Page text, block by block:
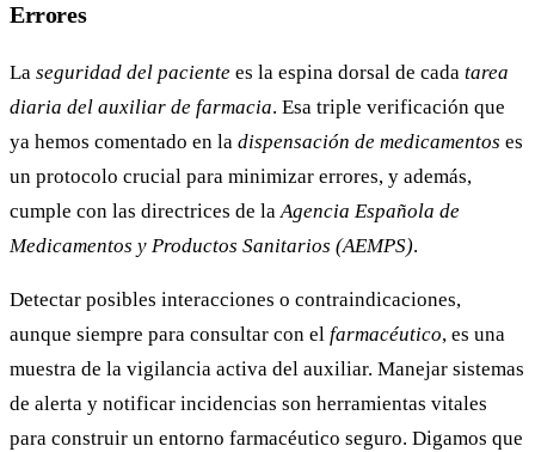
Errores
La seguridad del paciente es la espina dorsal de cada tarea
diaria del auxiliar de farmacia. Esa triple verificación que
ya hemos comentado en la dispensación de medicamentos es
un protocolo crucial para minimizar errores, y además,
cumple con las directrices de laAgencia Española de
Medicamentos y Productos Sanitarios (AEMPS).
Detectar posibles interacciones o contraindicaciones,
aunque siempre para consultar con el farmacéutico, es una
muestra de la vigilancia activa del auxiliar. Manejar sistemas
de alerta y notificar incidencias son herramientas vitales
para construir un entorno farmacéutico seguro. Digamos que